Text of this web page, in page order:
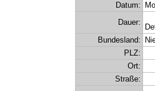
Datum:
Dauer:
Bundesland:
PLZ:
Ort:
Straße: